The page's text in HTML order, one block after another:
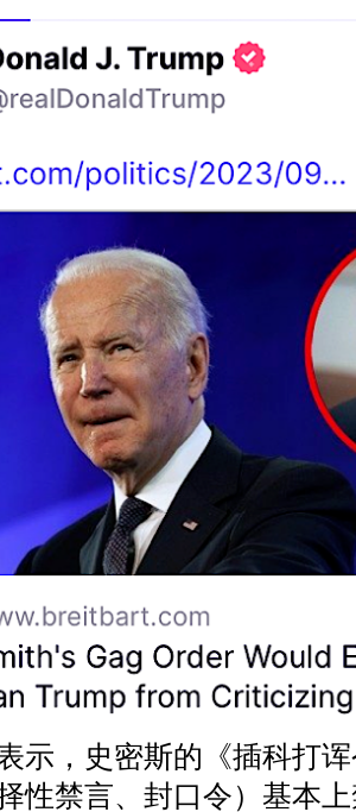
示，史密斯的《插科打
性禁言、封口令）基本